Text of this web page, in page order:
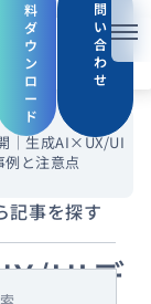
メ
料
ダ
ウ
ン
ロ
ー
ド
問
い
合
わ
せ
｜生成AI×UX/UI
と注意点
UIデ
記事を探す